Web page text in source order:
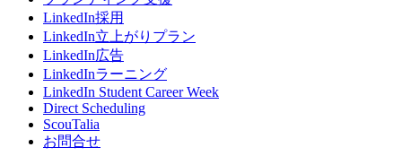
LinkedIn採用
LinkedIn立上がりプラン
LinkedIn広告
LinkedInラーニング
LinkedIn Student Career Week
Direct Scheduling
ScouTalia
お問合せ